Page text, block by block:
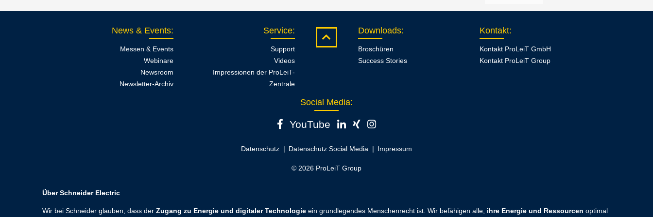
News & Events:
Messen & Events
Webinare
Newsroom
Newsletter-Archiv
Service:
Support
Videos
Impressionen der ProLeiT-
Zentrale
Downloads:
Broschüren
Success Stories
Kontakt:
Kontakt ProLeiT GmbH
Kontakt ProLeiT Group
Social Media:
YouTube
Datenschutz Datenschutz Social Media Impressum
© 2026 ProLeiT Group
Über Schneider Electric
Wir bei Schneider glauben, dass der Zugang zu Energie und digitaler Technologie ein grundlegendes Menschenrecht ist. Wir befähigen alle, ihre Energie und Ressourcen optimal